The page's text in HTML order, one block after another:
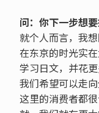
问：你下一步想
就个人而言，我
在东京的时光实
学习日文，并花
我们希望可以走
这里的消费者都